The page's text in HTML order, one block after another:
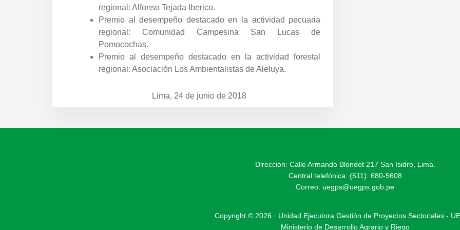
regional: Alfonso Tejada Iberico.
Premio al desempeño destacado en la actividad pecuaria
regional: Comunidad Campesina San Lucas de
Pomocochas.
Premio al desempeño destacado en la actividad forestal
regional: Asociación Los Ambientalistas de Aleluya.
Lima, 24 de junio de 2018
Dirección: Calle Armando Blondet 217 San Isidro, Lima.
Central telefónica: (511): 680-5608
Correo: uegps@uegps.gob.pe
Copyright © 2026 · Unidad Ejecutora Gestión de Proyectos Sectoriales -
Ministerio de Desarrollo Agrario y Riego